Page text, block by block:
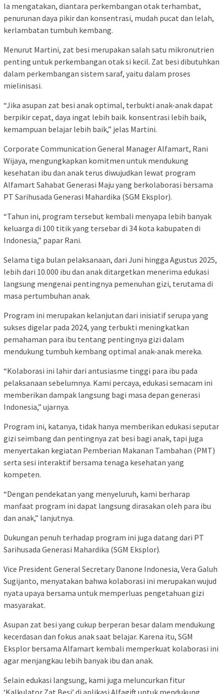
Ia mengatakan, diantara perkembangan otak terhambat,
penurunan daya pikir dan konsentrasi, mudah pucat dan lelah,
kerlambatan tumbuh kembang.
Menurut Martini, zat besi merupakan salah satu mikronutrien
penting untuk perkembangan otak si kecil. Zat besi dibutuhkan
dalam perkembangan sistem saraf, yaitu dalam proses
mielinisasi.
“Jika asupan zat besi anak optimal, terbukti anak-anak dapat
berpikir cepat, daya ingat lebih baik. konsentrasi lebih baik,
kemampuan belajar lebih baik,” jelas Martini.
Corporate Communication General Manager Alfamart, Rani
Wijaya, mengungkapkan komitmen untuk mendukung
kesehatan ibu dan anak terus diwujudkan lewat program
Alfamart Sahabat Generasi Maju yang berkolaborasi bersama
PT Sarihusada Generasi Mahardika (SGM Eksplor).
“Tahun ini, program tersebut kembali menyapa lebih banyak
keluarga di 100 titik yang tersebar di 34 kota kabupaten di
Indonesia,” papar Rani.
Selama tiga bulan pelaksanaan, dari Juni hingga Agustus 2025,
lebih dari 10.000 ibu dan anak ditargetkan menerima edukasi
langsung mengenai pentingnya pemenuhan gizi, terutama di
masa pertumbuhan anak.
Program ini merupakan kelanjutan dari inisiatif serupa yang
sukses digelar pada 2024, yang terbukti meningkatkan
pemahaman para ibu tentang pentingnya gizi dalam
mendukung tumbuh kembang optimal anak-anak mereka.
“Kolaborasi ini lahir dari antusiasme tinggi para ibu pada
pelaksanaan sebelumnya. Kami percaya, edukasi semacam ini
memberikan dampak langsung bagi masa depan generasi
Indonesia,” ujarnya.
Program ini, katanya, tidak hanya memberikan edukasi seputar
gizi seimbang dan pentingnya zat besi bagi anak, tapi juga
menyertakan kegiatan Pemberian Makanan Tambahan (PMT)
serta sesi interaktif bersama tenaga kesehatan yang
kompeten.
“Dengan pendekatan yang menyeluruh, kami berharap
manfaat program ini dapat langsung dirasakan oleh para ibu
dan anak,” lanjutnya.
Dukungan penuh terhadap program ini juga datang dari PT
Sarihusada Generasi Mahardika (SGM Eksplor).
Vice President General Secretary Danone Indonesia, Vera Galuh
Sugijanto, menyatakan bahwa kolaborasi ini merupakan wujud
nyata upaya bersama untuk memperluas pengetahuan gizi
masyarakat.
Asupan zat besi yang cukup berperan besar dalam mendukung
kecerdasan dan fokus anak saat belajar. Karena itu, SGM
Eksplor bersama Alfamart kembali memperkuat kolaborasi ini
agar menjangkau lebih banyak ibu dan anak.
Selain edukasi langsung, kami juga meluncurkan fitur
‘Kalkulator Zat Besi’ di aplikasi Alfagift untuk mendukung